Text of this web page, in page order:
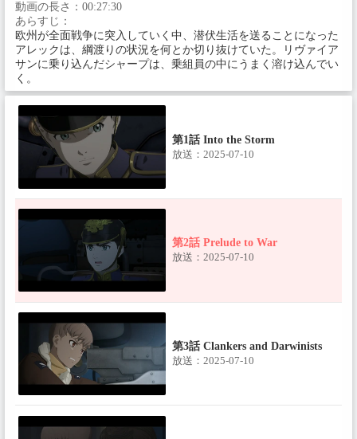
動画の長さ： 00:27:30
あらすじ：
欧州が全面戦争に突入していく中、潜伏生活を送ることになった
アレックは、綱渡りの状況を何とか切り抜けていた。リヴァイア
サンに乗り込んだシャープは、乗組員の中にうまく溶け込んでい
く。
主なエピソード
第1話 Into the Storm
放送：2025-07-10
第2話 Prelude to War
放送：2025-07-10
第3話 Clankers and Darwinists
放送：2025-07-10